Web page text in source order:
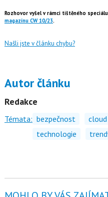
Rozhovor vyšel v rámci tištěného
magazínu CW 10/23.
Našli jste v článku chybu?
Autor článku
Redakce
Témata: bezpečnost cloud
technologie